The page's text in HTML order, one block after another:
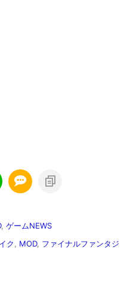
, ゲームNEWS
ク MOD, ファイナルファンタジ